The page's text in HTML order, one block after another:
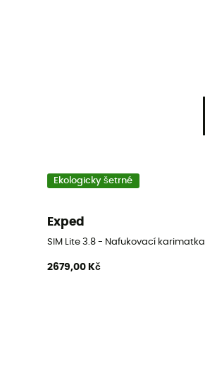
Ekologicky šetrné
Exped
SIM Lite 3.8 - Nafukovací karimatka
2679,00 Kč